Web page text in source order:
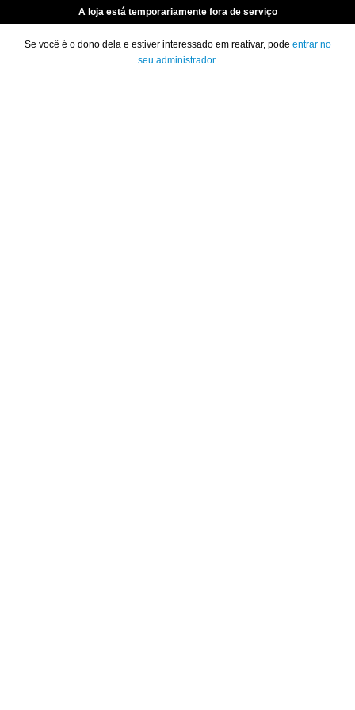
A loja está temporariamente fora de serviço
Se você é o dono dela e estiver interessado em reativar, pode entrar no
seu administrador.